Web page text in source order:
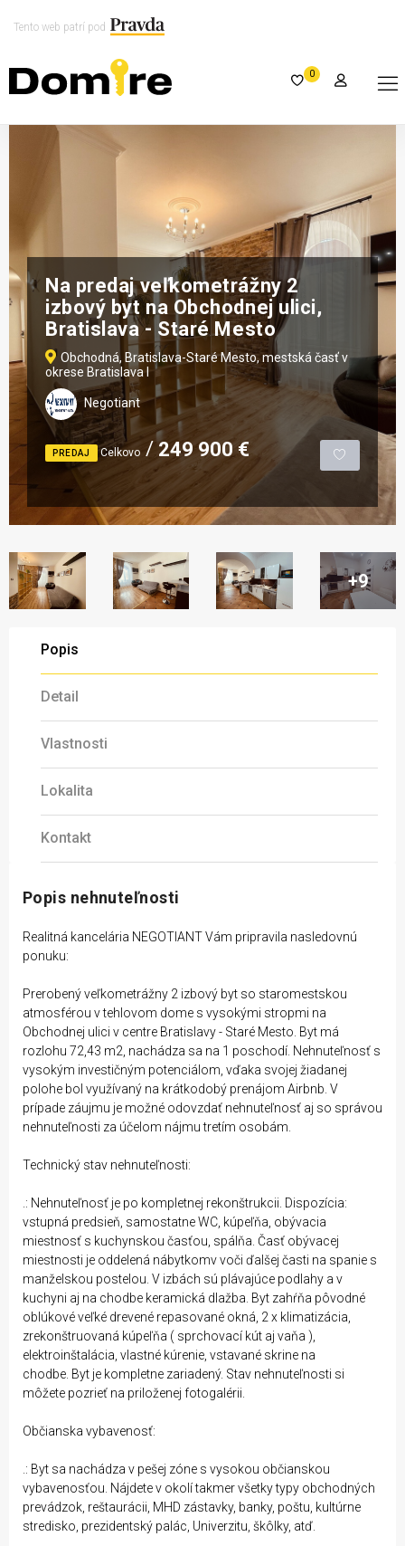
Tento web patrí pod
0
Na predaj veľkometrážny 2
izbový byt na Obchodnej ulici,
Bratislava - Staré Mesto
Obchodná, Bratislava-Staré Mesto, mestská časť v
okrese Bratislava I
Negotiant
PREDAJ Celkovo 249 900 €
+9
Popis
Detail
Vlastnosti
Lokalita
Kontakt
Popis nehnuteľnosti
Realitná kancelária NEGOTIANT Vám pripravila nasledovnú
ponuku:
Prerobený veľkometrážny 2 izbový byt so staromestskou
atmosférou v tehlovom dome s vysokými stropmi na
Obchodnej ulici v centre Bratislavy - Staré Mesto. Byt má
rozlohu 72,43 m2, nachádza sa na 1 poschodí. Nehnuteľnosť s
vysokým investičným potenciálom, vďaka svojej žiadanej
polohe bol využívaný na krátkodobý prenájom Airbnb. V
prípade záujmu je možné odovzdať nehnuteľnosť aj so správou
nehnuteľnosti za účelom nájmu tretím osobám.
Technický stav nehnuteľnosti:
.: Nehnuteľnosť je po kompletnej rekonštrukcii. Dispozícia:
vstupná predsieň, samostatne WC, kúpeľňa, obývacia
miestnosť s kuchynskou časťou, spálňa. Časť obývacej
miestnosti je oddelená nábytkomv voči ďalšej časti na spanie s
manželskou postelou. V izbách sú plávajúce podlahy a v
kuchyni aj na chodbe keramická dlažba. Byt zahŕňa pôvodné
oblúkové veľké drevené repasované okná, 2 x klimatizácia,
zrekonštruovaná kúpeľňa ( sprchovací kút aj vaňa ),
elektroinštalácia, vlastné kúrenie, vstavané skrine na
chodbe. Byt je kompletne zariadený. Stav nehnuteľnosti si
môžete pozrieť na priloženej fotogalérii.
Občianska vybavenosť:
.: Byt sa nachádza v pešej zóne s vysokou občianskou
vybavenosťou. Nájdete v okolí takmer všetky typy obchodných
prevádzok, reštaurácii, MHD zástavky, banky, poštu, kultúrne
stredisko, prezidentský palác, Univerzitu, škôlky, atď.